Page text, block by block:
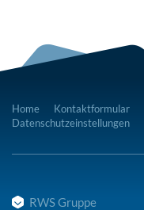
Home Kontaktformular
Datenschutzeinstellungen
RWS Gruppe